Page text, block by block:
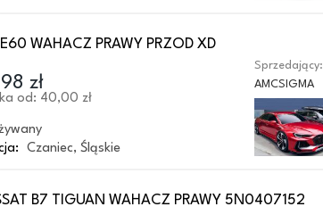
WAHACZ PRAWY PRZOD XD
zł
od: 40,00 zł
Czaniec, Śląskie
Sprzedający:
AMCSIGMA
B7 TIGUAN WAHACZ PRAWY 5N0407152